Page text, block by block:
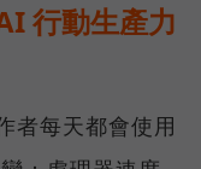
行動生產力
者每天都會使用